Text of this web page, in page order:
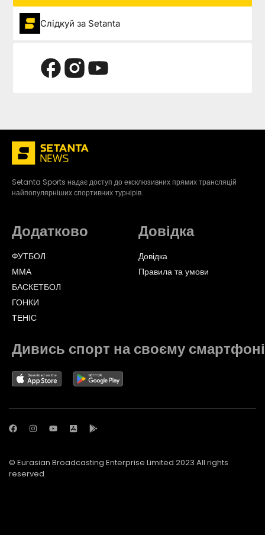
Слідкуй за Setanta
Setanta Sports надає доступ до ексклюзивних прямих трансляцій
найпопулярніших спортивних турнірів.
Додатково
ФУТБОЛ
ММА
БАСКЕТБОЛ
ГОНКИ
TЕНІС
Довідка
Довідка
Правила та умови
Дивись спорт на своєму смартфоні
© Eurasian Broadcasting Enterprise Limited 2023 All rights
reserved